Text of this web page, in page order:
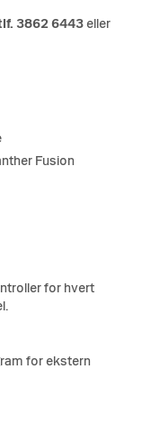
3862 6443eller
Fusion
for hvert
for ekstern